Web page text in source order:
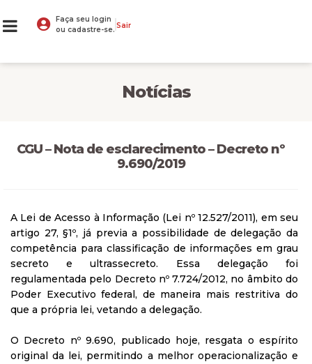
Faça seu login
ou cadastre-se. Sair
Notícias
CGU – Nota de esclarecimento – Decreto nº
9.690/2019
A Lei de Acesso à Informação (Lei nº 12.527/2011), em seu
artigo 27, §1º, já previa a possibilidade de delegação da
competência para classificação de informações em grau
secreto e ultrassecreto. Essa delegação foi
regulamentada pelo Decreto nº 7.724/2012, no âmbito do
Poder Executivo federal, de maneira mais restritiva do
que a própria lei, vetando a delegação.
O Decreto nº 9.690, publicado hoje, resgata o espírito
original da lei, permitindo a melhor operacionalização e